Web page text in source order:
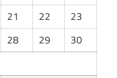
21 22
23
28 29
30